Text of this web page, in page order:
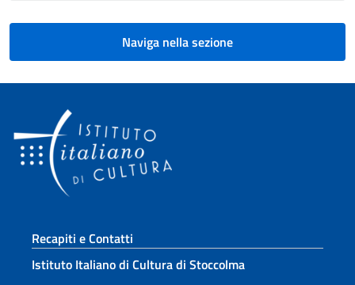
Naviga nella sezione
Sezione footer
Recapiti e Contatti
Istituto Italiano di Cultura di Stoccolma